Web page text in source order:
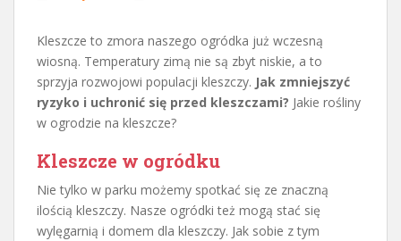
Kleszcze to zmora naszego ogródka już wczesną
wiosną. Temperatury zimą nie są zbyt niskie, a to
sprzyja rozwojowi populacji kleszczy. Jak zmniejszyć
ryzyko i uchronić się przed kleszczami? Jakie rośliny
w ogrodzie na kleszcze?
Kleszcze w ogródku
Nie tylko w parku możemy spotkać się ze znaczną
ilością kleszczy. Nasze ogródki też mogą stać się
wylęgarnią i domem dla kleszczy. Jak sobie z tym